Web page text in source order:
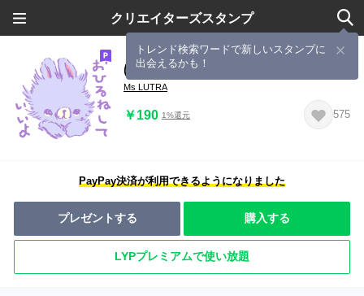
クリエイターズスタンプ
トレンド検索ワードで新しいスタンプに
出会えるかも！
ほめるあんしんふわふわ
Ms LUTRA
￥190 1%還元 575
PayPay決済が利用できるようになりました
プレゼントする 購入する
LYPプレミアムで使い放題